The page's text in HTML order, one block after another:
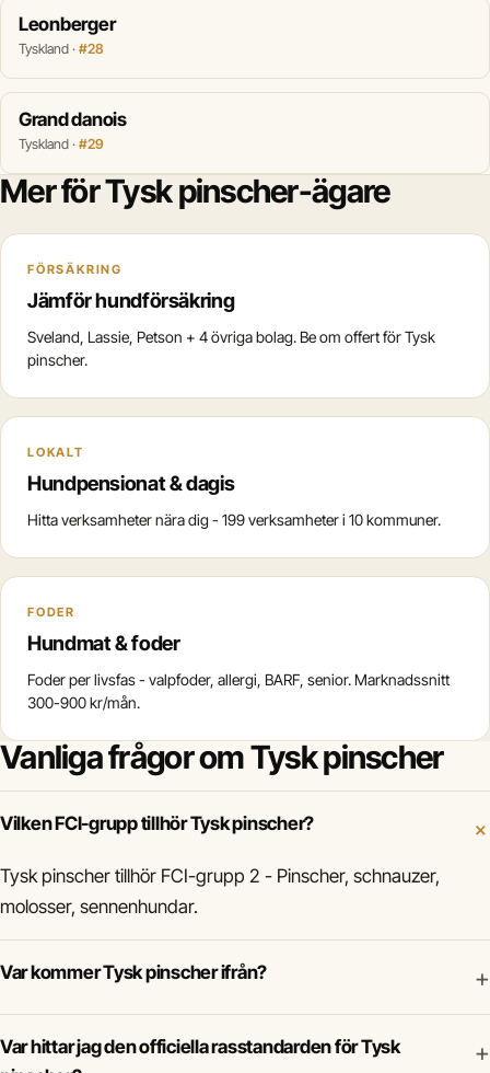
Leonberger
Tyskland · #28
Grand danois
Tyskland · #29
Mer för Tysk pinscher-ägare
FÖRSÄKRING
Jämför hundförsäkring
Sveland, Lassie, Petson + 4 övriga bolag. Be om offert för Tysk
pinscher.
LOKALT
Hundpensionat & dagis
Hitta verksamheter nära dig - 199 verksamheter i 10 kommuner.
FODER
Hundmat & foder
Foder per livsfas - valpfoder, allergi, BARF, senior. Marknadssnitt
300-900 kr/mån.
Vanliga frågor om Tysk pinscher
Vilken FCI-grupp tillhör Tysk pinscher?
Tysk pinscher tillhör FCI-grupp 2 - Pinscher, schnauzer,
molosser, sennenhundar.
Var kommer Tysk pinscher ifrån? +
Var hittar jag den officiella rasstandarden för Tysk
+